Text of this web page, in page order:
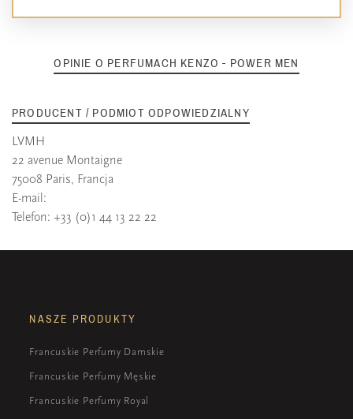
OPINIE O PERFUMACH KENZO - POWER MEN
PRODUCENT / PODMIOT ODPOWIEDZIALNY
LVMH
22 avenue Montaigne
75008 Paris, Francja
E-mail:
Telefon: +33 (0)1 44 13 22 22
NASZE PRODUKTY
Francuskie Perfumy Damskie
Francuskie Perfumy Męskie
Francuskie Perfumy Royal